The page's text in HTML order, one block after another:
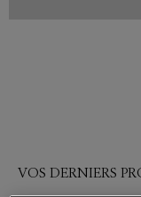
VOS DERNIERS